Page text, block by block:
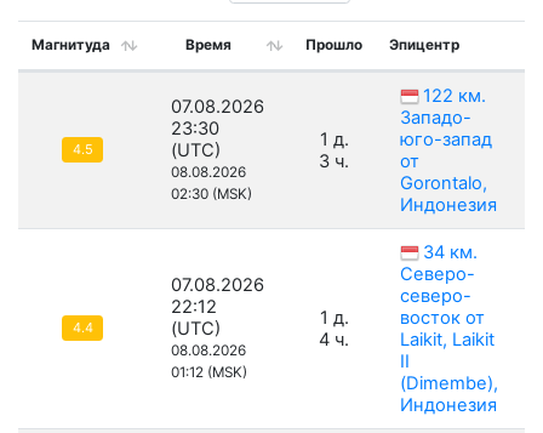
Магнитуда Время Прошло Эпицентр
4.5
07.08.2026
23:30
(UTC)
08.08.2026
02:30 (MSK)
1 д.
3 ч.
122 км.
Западо-
юго-запад
от
Gorontalo,
Индонезия
4.4
07.08.2026
22:12
(UTC)
08.08.2026
01:12 (MSK)
1 д.
4 ч.
34 км.
Северо-
северо-
восток от
Laikit, Laikit
II
(Dimembe),
Индонезия